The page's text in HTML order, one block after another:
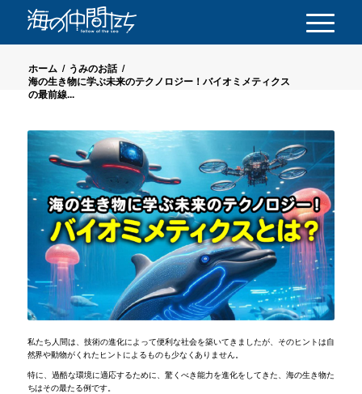
ホーム / うみのお話 /
海の生き物に学ぶ未来のテクノロジー！バイオミメティクス
の最前線...
私たち人間は、技術の進化によって便利な社会を築いてきましたが、そのヒントは自
然界や動物がくれたヒントによるものも少なくありません。
特に、過酷な環境に適応するために、驚くべき能力を進化をしてきた、海の生き物た
ちはその最たる例です。